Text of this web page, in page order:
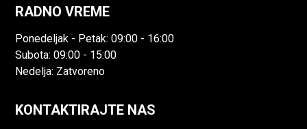
RADNO VREME
Ponedeljak - Petak: 09:00 - 16:00
Subota: 09:00 - 15:00
Nedelja: Zatvoreno
KONTAKTIRAJTE NAS